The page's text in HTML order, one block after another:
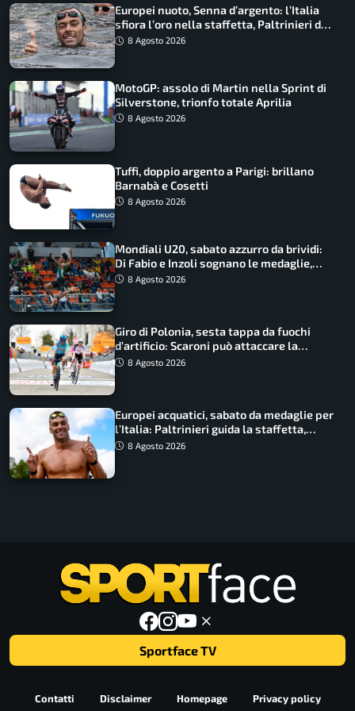
Europei nuoto, Senna d’argento: l’Italia
sfiora l’oro nella staffetta, Paltrinieri da
urlo, il bilancio azzurro
8 Agosto 2026
MotoGP: assolo di Martin nella Sprint di
Silverstone, trionfo totale Aprilia
8 Agosto 2026
Tuffi, doppio argento a Parigi: brillano
Barnabà e Cosetti
8 Agosto 2026
Mondiali U20, sabato azzurro da brividi:
Di Fabio e Inzoli sognano le medaglie,
Castellani e Succo in finale
8 Agosto 2026
Giro di Polonia, sesta tappa da fuochi
d’artificio: Scaroni può attaccare la
maglia di Lemmen
8 Agosto 2026
Europei acquatici, sabato da medaglie per
l’Italia: Paltrinieri guida la staffetta,
Barnabà sogna l’oro dalle grandi altezze
8 Agosto 2026
Sportface TV
Contatti Disclaimer Homepage Privacy policy